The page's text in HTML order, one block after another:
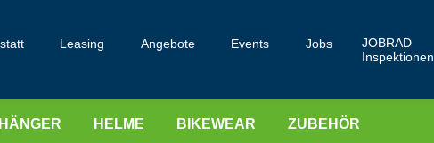
Leasing Angebote Events Jobs
JOBRAD
Inspektionen
HELME BIKEWEAR ZUBEHÖR